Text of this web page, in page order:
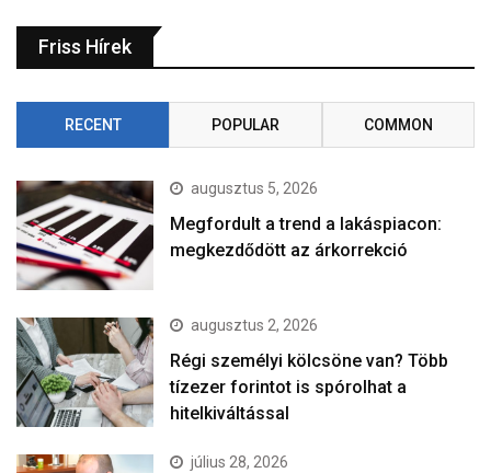
Friss Hírek
RECENT POPULAR COMMON
augusztus 5, 2026
Megfordult a trend a lakáspiacon:
megkezdődött az árkorrekció
augusztus 2, 2026
Régi személyi kölcsöne van? Több
tízezer forintot is spórolhat a
hitelkiváltással
július 28, 2026